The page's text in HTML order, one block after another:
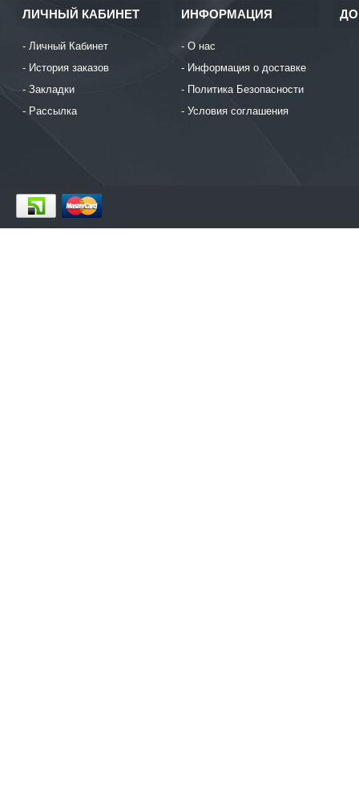
ЛИЧНЫЙ КАБИНЕТ
Личный Кабинет
История заказов
Закладки
Рассылка
ИНФОРМАЦИЯ
О нас
Информация о доставке
Политика Безопасности
Условия соглашения